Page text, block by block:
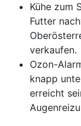
Kühe zum
Futter
verkaufen.
Ozon-
knapp
erreicht